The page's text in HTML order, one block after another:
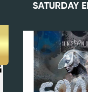
SATURDAY
Yabancı
Bize Kaç